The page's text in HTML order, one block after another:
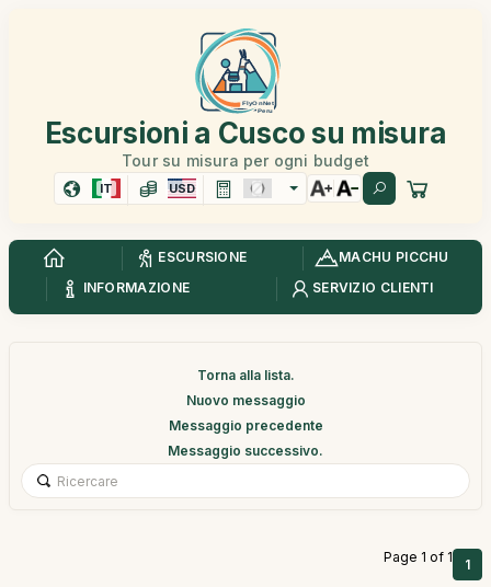
Escursioni a Cusco su misura
Tour su misura per ogni budget
IT USD
ESCURSIONE
MACHU PICCHU
INFORMAZIONE
SERVIZIO CLIENTI
Torna alla lista.
Nuovo messaggio
Messaggio precedente
Messaggio successivo.
Page 1 of 1 1